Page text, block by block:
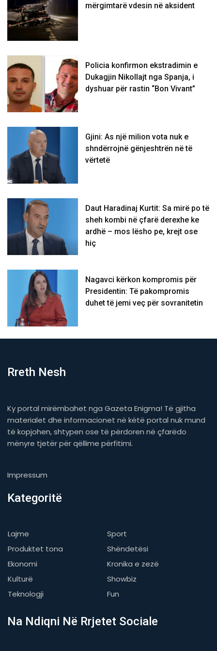
mërgimtarë vdesin në aksident
Policia konfirmon ekstradimin e
Dukagjin Nikollajt nga Spanja, i
dyshuar për rastin “Bon Vivant”
Gjini: As një milion vota nuk e
shndërrojnë gënjeshtrën në të
vërtetë
Daut Haradinaj Kurtit: Sa mirë po të
sheh kombi në çfarë derexhe ke
ardhë – mos lësho pe, krejt ose
hiç
Nagavci kërkon kompromis për
Presidentin: Të pakompromis
duhet të jemi veç për sovranitetin
Rreth Nesh
Ky portal mirëmbahet nga Gazeta Enigma! Të gjitha
materialet dhe informacionet në këtë portal nuk mund
të kopjohen, shtypen ose të përdoren në çfarëdo
mënyre tjetër për qëllime përfitimi.
Impressum
Kategoritë
Lajme
Sport
Produktet tona
Shëndetësi
Ekonomi
Kronika e zezë
Kulturë
Showbiz
Teknologji
Fun
Na Ndiqni Në Rrjetet Sociale